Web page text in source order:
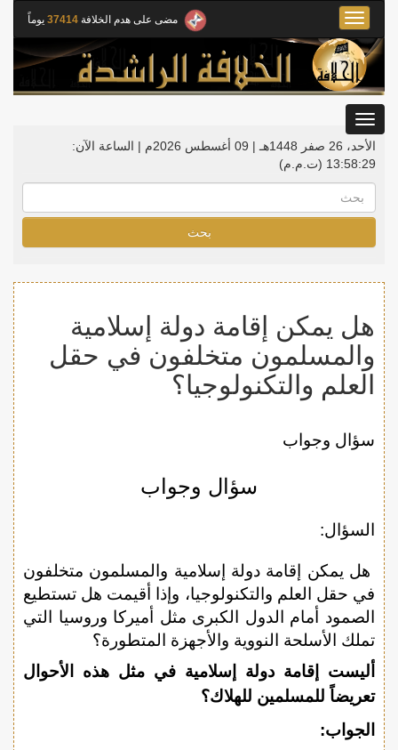
مضى على هدم الخلافة 37414 يوماً
Toggle
navigation
الأحد، 26 صفر 1448هـ | 09 أغسطس 2026م |
الساعة الآن:
13:58:29 (ت.م.م)
بحث
هل يمكن إقامة دولة إسلامية
والمسلمون متخلفون في حقل
العلم والتكنولوجيا؟
سؤال وجواب
سؤال وجواب
السؤال:
هل يمكن إقامة دولة إسلامية والمسلمون متخلفون
في حقل العلم والتكنولوجيا، وإذا أقيمت هل تستطيع
الصمود أمام الدول الكبرى مثل أميركا وروسيا التي
تملك الأسلحة النووية والأجهزة المتطورة؟
أليست إقامة دولة إسلامية في مثل هذه الأحوال
تعريضاً للمسلمين للهلاك؟
الجواب: